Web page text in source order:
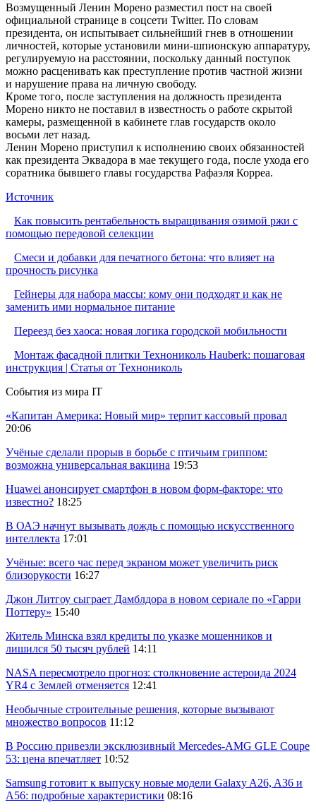
Возмущенный Ленин Морено разместил пост на своей
официальной странице в соцсети Twitter. По словам
президента, он испытывает сильнейший гнев в отношении
личностей, которые установили мини-шпионскую аппаратуру,
регулируемую на расстоянии, поскольку данный поступок
можно расценивать как преступление против частной жизни
и нарушение права на личную свободу.
Кроме того, после заступления на должность президента
Морено никто не поставил в известность о работе скрытой
камеры, размещенной в кабинете глав государств около
восьми лет назад.
Ленин Морено приступил к исполнению своих обязанностей
как президента Эквадора в мае текущего года, после ухода его
соратника бывшего главы государства Рафаэля Корреа.
Источник
Как повысить рентабельность выращивания озимой ржи с
помощью передовой селекции
Смеси и добавки для печатного бетона: что влияет на
прочность рисунка
Гейнеры для набора массы: кому они подходят и как не
заменить ими нормальное питание
Переезд без хаоса: новая логика городской мобильности
Монтаж фасадной плитки Технониколь Hauberk: пошаговая
инструкция | Статья от Технониколь
События из мира IT
«Капитан Америка: Новый мир» терпит кассовый провал
20:06
Учёные сделали прорыв в борьбе с птичьим гриппом:
возможна универсальная вакцина 19:53
Huawei анонсирует смартфон в новом форм-факторе: что
известно? 18:25
В ОАЭ начнут вызывать дождь с помощью искусственного
интеллекта 17:01
Учёные: всего час перед экраном может увеличить риск
близорукости 16:27
Джон Литгоу сыграет Дамблдора в новом сериале по «Гарри
Поттеру» 15:40
Житель Минска взял кредиты по указке мошенников и
лишился 50 тысяч рублей 14:11
NASA пересмотрело прогноз: столкновение астероида 2024
YR4 с Землей отменяется 12:41
Необычные строительные решения, которые вызывают
множество вопросов 11:12
В Россию привезли эксклюзивный Mercedes-AMG GLE Coupe
53: цена впечатляет 10:52
Samsung готовит к выпуску новые модели Galaxy A26, A36 и
A56: подробные характеристики 08:16